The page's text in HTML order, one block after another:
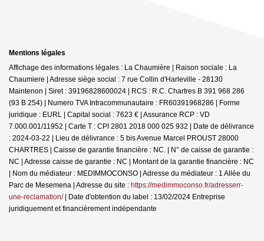
Mentions légales
Affichage des informations légales : La Chaumière | Raison sociale : La
Chaumiere | Adresse siège social : 7 rue Collin d'Harleville - 28130
Maintenon | Siret : 39196828600024 | RCS : R.C. Chartres B 391 968 286
(93 B 254) | Numero TVA Intracommunautaire : FR60391968286 | Forme
juridique : EURL | Capital social : 7623 € | Assurance RCP : VD
7.000.001/11952 | Carte T : CPI 2801 2018 000 025 932 | Date de délivrance
: 2024-03-22 | Lieu de délivrance : 5 bis Avenue Marcel PROUST 28000
CHARTRES | Caisse de garantie financière : NC. | N° de caisse de garantie :
NC | Adresse caisse de garantie : NC | Montant de la garantie financière : NC
| Nom du médiateur : MEDIMMOCONSO | Adresse du médiateur : 1 Allée du
Parc de Mesemena | Adresse du site : https://medimmoconso.fr/adresserr-
une-reclamation/| Date d'obtention du label : 13/02/2024 Entreprise
juridiquement et financièrement indépendante